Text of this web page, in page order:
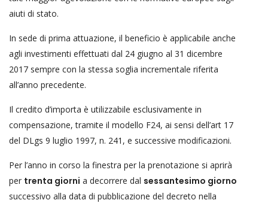
aiuti di stato.
In sede di prima attuazione, il beneficio è applicabile anche
agli investimenti effettuati dal 24 giugno al 31 dicembre
2017 sempre con la stessa soglia incrementale riferita
all’anno precedente.
Il credito d’importa è utilizzabile esclusivamente in
compensazione, tramite il modello F24, ai sensi dell’art 17
del DLgs 9 luglio 1997, n. 241, e successive modificazioni.
Per l’anno in corso la finestra per la prenotazione si aprirà
per trenta giorni a decorrere dal sessantesimo giorno
successivo alla data di pubblicazione del decreto nella